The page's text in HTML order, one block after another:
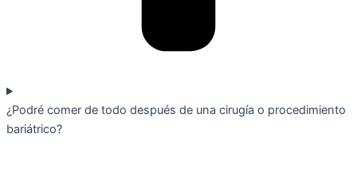
¿Podré comer de todo después de una cirugía o procedimiento
bariátrico?